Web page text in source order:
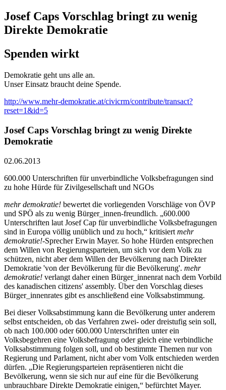
Josef Caps Vorschlag bringt zu wenig
Direkte Demokratie
Spenden wirkt
Demokratie geht uns alle an.
Unser Einsatz braucht deine Spende.
http://www.mehr-demokratie.at/civicrm/contribute/transact?
reset=1&id=5
Josef Caps Vorschlag bringt zu wenig Direkte
Demokratie
02.06.2013
600.000 Unterschriften für unverbindliche Volksbefragungen sind
zu hohe Hürde für Zivilgesellschaft und NGOs
mehr demokratie! bewertet die vorliegenden Vorschläge von ÖVP
und SPÖ als zu wenig Bürger_innen-freundlich. „600.000
Unterschriften laut Josef Cap für unverbindliche Volksbefragungen
sind in Europa völlig unüblich und zu hoch,“ kritisiert mehr
demokratie!-Sprecher Erwin Mayer. So hohe Hürden entsprechen
dem Willen von Regierungsparteien, um sich vor dem Volk zu
schützen, nicht aber dem Willen der Bevölkerung nach Direkter
Demokratie 'von der Bevölkerung für die Bevölkerung'. mehr
demokratie! verlangt daher einen Bürger_innenrat nach dem Vorbild
des kanadischen citizens' assembly. Über den Vorschlag dieses
Bürger_innenrates gibt es anschließend eine Volksabstimmung.
Bei dieser Volksabstimmung kann die Bevölkerung unter anderem
selbst entscheiden, ob das Verfahren zwei- oder dreistufig sein soll,
ob nach 100.000 oder 600.000 Unterschriften unter ein
Volksbegehren eine Volksbefragung oder gleich eine verbindliche
Volksabstimmung folgen soll, und ob bestimmte Themen nur von
Regierung und Parlament, nicht aber vom Volk entschieden werden
dürfen. „Die Regierungsparteien repräsentieren nicht die
Bevölkerung, wenn sie sich nur auf eine für die Bevölkerung
unbrauchbare Direkte Demokratie einigen,“ befürchtet Mayer.